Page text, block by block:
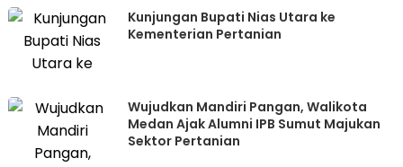
Kunjungan Bupati Nias Utara ke
Kementerian Pertanian
Wujudkan Mandiri Pangan, Walikota
Medan Ajak Alumni IPB Sumut Majukan
Sektor Pertanian